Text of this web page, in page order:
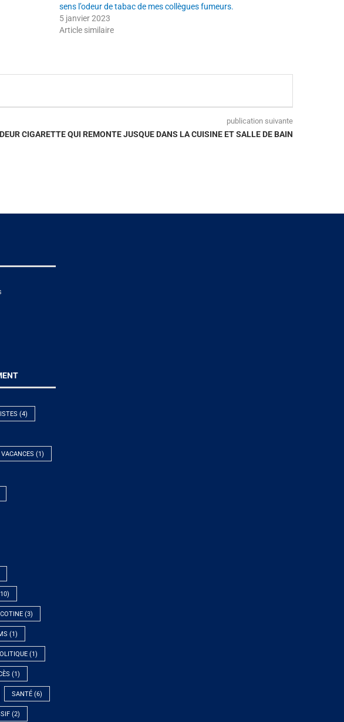
sens l’odeur de tabac de mes collègues fumeurs.
5 janvier 2023
Article similaire
publication suivante
CIGARETTE QUI REMONTE JUSQUE DANS LA CUISINE ET SALLE DE BAIN
(4)
(1)
(3)
(1)
(1)
(1)
SANTÉ(6)
(2)